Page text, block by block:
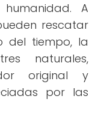
A
rescatar
del tiempo, la
naturales,
original y
por las